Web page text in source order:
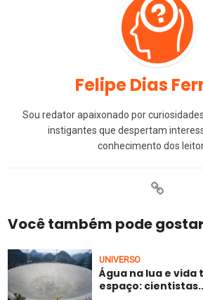
Felipe Dias
Sou redator apaixonado por
instigantes que despertam
conhecimento dos
Você também pode gostar
UNIVERSO
Água na lua e
espaço: